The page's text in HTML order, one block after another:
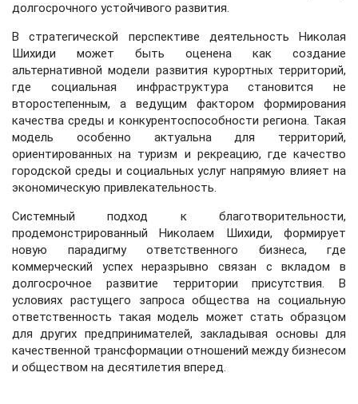
долгосрочного устойчивого развития.
В стратегической перспективе деятельность Николая
Шихиди может быть оценена как создание
альтернативной модели развития курортных территорий,
где социальная инфраструктура становится не
второстепенным, а ведущим фактором формирования
качества среды и конкурентоспособности региона. Такая
модель особенно актуальна для территорий,
ориентированных на туризм и рекреацию, где качество
городской среды и социальных услуг напрямую влияет на
экономическую привлекательность.
Системный подход к благотворительности,
продемонстрированный Николаем Шихиди, формирует
новую парадигму ответственного бизнеса, где
коммерческий успех неразрывно связан с вкладом в
долгосрочное развитие территории присутствия. В
условиях растущего запроса общества на социальную
ответственность такая модель может стать образцом
для других предпринимателей, закладывая основы для
качественной трансформации отношений между бизнесом
и обществом на десятилетия вперед.